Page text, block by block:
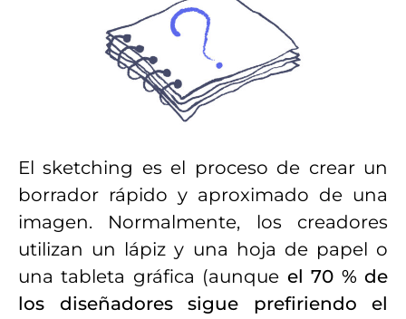
El sketching es el proceso de crear un
borrador rápido y aproximado de una
imagen. Normalmente, los creadores
utilizan un lápiz y una hoja de papel o
una tableta gráfica (aunque el 70 % de
los diseñadores sigue prefiriendo el